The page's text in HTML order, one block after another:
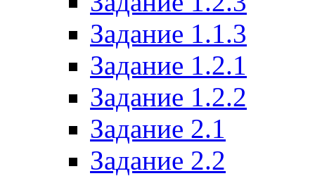
Задание 1.1.3
Задание 1.2.1
Задание 1.2.2
Задание 2.1
Задание 2.2